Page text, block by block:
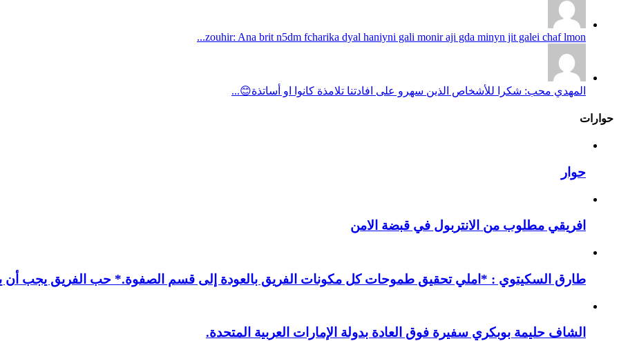
zouhir: Ana brit n5dm fcharika dyal haniyni gali monir aji gda minyn jit galei chaf lmon...
المهدي محب: شكرا للأشخاص الذين سهرو على افادتنا تلامذة كانوا او أساتذة😊...
حوارات
حوار
افريقي مطلوب من الانتربول في قبضة الامن
طارق السكيتوي : *املي تحقيق طموحات كل مكونات الفريق بالعودة إلى قسم الصفوة.* حب الفريق يجب أن
الشاف حليمة بوبكري سفيرة فوق العادة بدولة الإمارات العربية المتحدة.